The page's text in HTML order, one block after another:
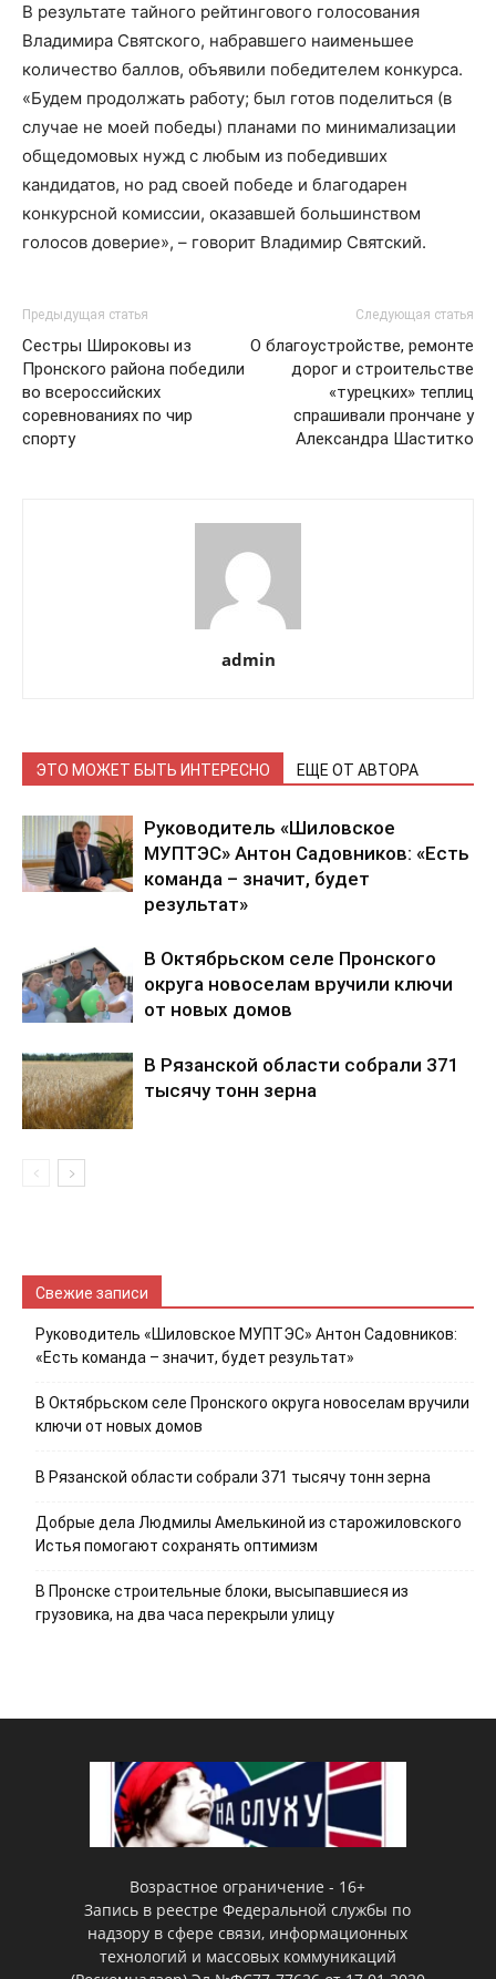
В результате тайного рейтингового голосования
Владимира Святского, набравшего наименьшее
количество баллов, объявили победителем конкурса.
«Будем продолжать работу; был готов поделиться (в
случае не моей победы) планами по минимализации
общедомовых нужд с любым из победивших
кандидатов, но рад своей победе и благодарен
конкурсной комиссии, оказавшей большинством
голосов доверие», – говорит Владимир Святский.
Предыдущая статья
Сестры Широковы из
Пронского района победили
во всероссийских
соревнованиях по чир
спорту
Следующая статья
О благоустройстве, ремонте
дорог и строительстве
«турецких» теплиц
спрашивали прончане у
Александра Шаститко
admin
ЭТО МОЖЕТ БЫТЬ ИНТЕРЕСНО ЕЩЕ ОТ АВТОРА
Руководитель «Шиловское
МУПТЭС» Антон Садовников: «Есть
команда – значит, будет
результат»
В Октябрьском селе Пронского
округа новоселам вручили ключи
от новых домов
В Рязанской области собрали 371
тысячу тонн зерна
Свежие записи
Руководитель «Шиловское МУПТЭС» Антон Садовников:
«Есть команда – значит, будет результат»
В Октябрьском селе Пронского округа новоселам вручили
ключи от новых домов
В Рязанской области собрали 371 тысячу тонн зерна
Добрые дела Людмилы Амелькиной из старожиловского
Истья помогают сохранять оптимизм
В Пронске строительные блоки, высыпавшиеся из
грузовика, на два часа перекрыли улицу
Возрастное ограничение - 16+
Запись в реестре Федеральной службы по
надзору в сфере связи, информационных
технологий и массовых коммуникаций